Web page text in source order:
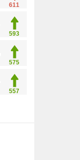
611
593
575
557